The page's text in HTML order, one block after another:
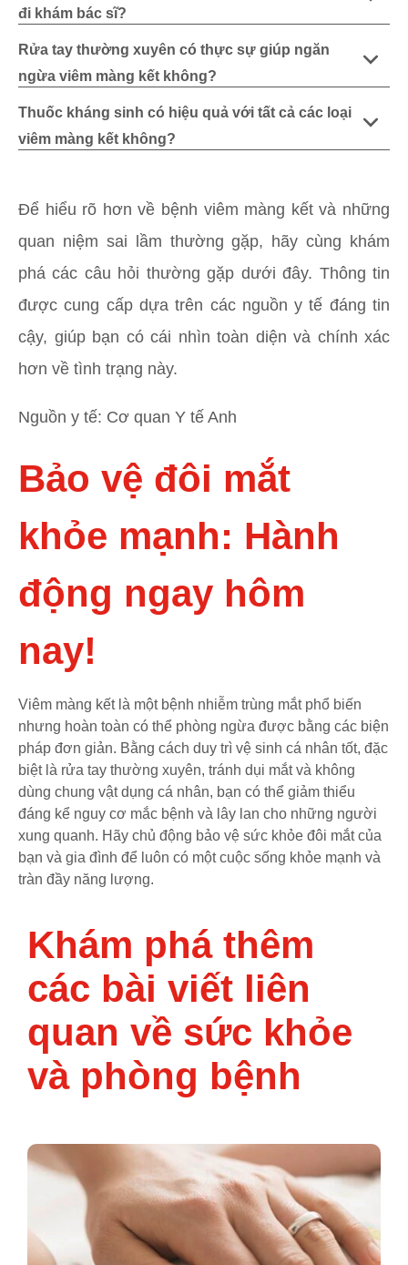
đi khám bác sĩ?
Rửa tay thường xuyên có thực sự giúp ngăn
ngừa viêm màng kết không?
Thuốc kháng sinh có hiệu quả với tất cả các loại
viêm màng kết không?
Để hiểu rõ hơn về bệnh viêm màng kết và những
quan niệm sai lầm thường gặp, hãy cùng khám
phá các câu hỏi thường gặp dưới đây. Thông tin
được cung cấp dựa trên các nguồn y tế đáng tin
cậy, giúp bạn có cái nhìn toàn diện và chính xác
hơn về tình trạng này.
Nguồn y tế: Cơ quan Y tế Anh
Bảo vệ đôi mắt
khỏe mạnh: Hành
động ngay hôm
nay!
Viêm màng kết là một bệnh nhiễm trùng mắt phổ biến
nhưng hoàn toàn có thể phòng ngừa được bằng các biện
pháp đơn giản. Bằng cách duy trì vệ sinh cá nhân tốt, đặc
biệt là rửa tay thường xuyên, tránh dụi mắt và không
dùng chung vật dụng cá nhân, bạn có thể giảm thiểu
đáng kể nguy cơ mắc bệnh và lây lan cho những người
xung quanh. Hãy chủ động bảo vệ sức khỏe đôi mắt của
bạn và gia đình để luôn có một cuộc sống khỏe mạnh và
tràn đầy năng lượng.
Khám phá thêm
các bài viết liên
quan về sức khỏe
và phòng bệnh